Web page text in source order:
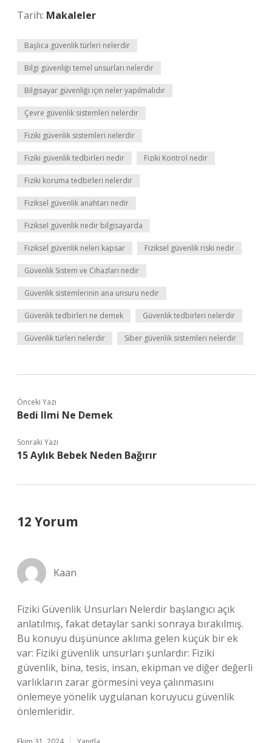
Tarih: Makaleler
Başlıca güvenlik türleri nelerdir
Bilgi güvenliği temel unsurları nelerdir
Bilgisayar güvenliği için neler yapılmalıdır
Çevre güvenlik sistemleri nelerdir
Fiziki güvenlik sistemleri nelerdir
Fiziki güvenlik tedbirleri nedir Fiziki Kontrol nedir
Fiziki koruma tedbirleri nelerdir
Fiziksel güvenlik anahtarı nedir
Fiziksel güvenlik nedir bilgisayarda
Fiziksel güvenlik neleri kapsar Fiziksel güvenlik riski nedir
Güvenlik Sistem ve Cihazları nedir
Güvenlik sistemlerinin ana unsuru nedir
Güvenlik tedbirleri ne demek Güvenlik tedbirleri nelerdir
Güvenlik türleri nelerdir Siber güvenlik sistemleri nelerdir
Önceki Yazı
Bedi Ilmi Ne Demek
Sonraki Yazı
15 Aylık Bebek Neden Bağırır
12 Yorum
Kaan
Fiziki Güvenlik Unsurları Nelerdir başlangıcı açık
anlatılmış, fakat detaylar sanki sonraya bırakılmış.
Bu konuyu düşününce aklıma gelen küçük bir ek
var: Fiziki güvenlik unsurları şunlardır: Fiziki
güvenlik, bina, tesis, insan, ekipman ve diğer değerli
varlıkların zarar görmesini veya çalınmasını
önlemeye yönelik uygulanan koruyucu güvenlik
önlemleridir.